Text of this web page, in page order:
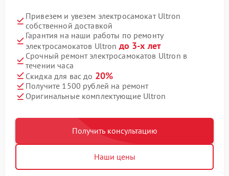
Привезем и увезем электросамокат Ultron
собственной доставкой
Гарантия на наши работы по ремонту
электросамокатов Ultron до 3-х лет
Срочный ремонт электросамокатов Ultron в
течении часа
Скидка для вас до 20%
Получите 1500 рублей на ремонт
Оригинальные комплектующие Ultron
Получить консультацию
Наши цены